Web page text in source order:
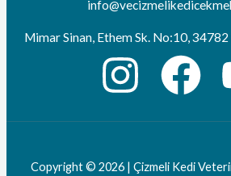
Mimar Sinan, Ethem Sk. No:10,
Copyright © 2026 | Çizmeli Kedi